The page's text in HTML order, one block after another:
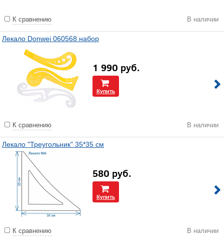
К сравнению В наличии
Лекало Donwei 060568 набор
1 990 руб.
Купить
К сравнению В наличии
Лекало "Треугольник" 35*35 см
580 руб.
Купить
К сравнению В наличии